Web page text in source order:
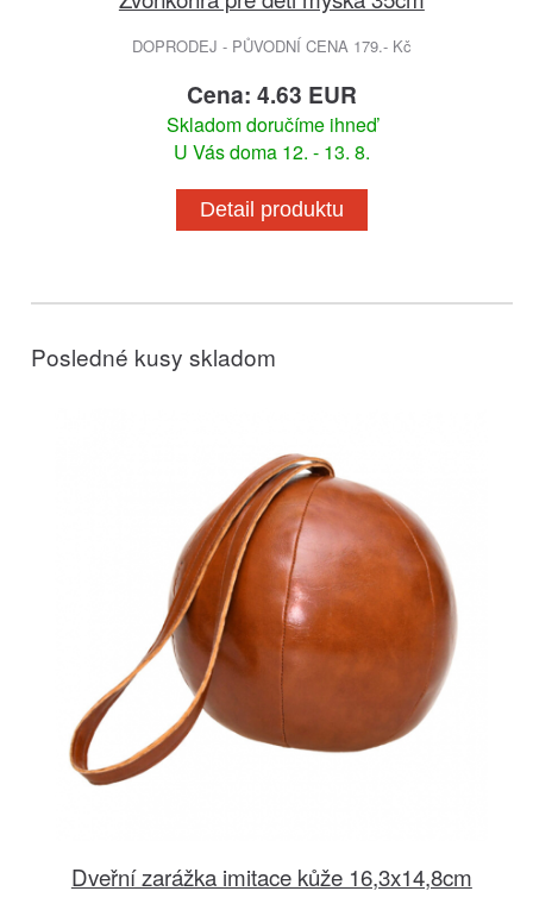
DOPRODEJ - PŮVODNÍ CENA 179.- Kč
Cena: 4.63 EUR
Skladom doručíme ihneď
U Vás doma 12. - 13. 8.
Detail produktu
Posledné kusy skladom
Dveřní zarážka imitace kůže 16,3x14,8cm